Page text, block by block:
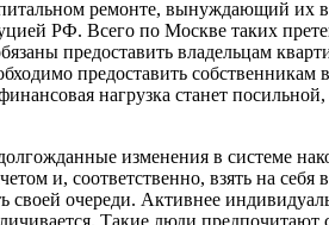
ремонте, вынуждающий их
РФ. Всего по Москве таких
предоставить владельцам
предоставить
нагрузка станет
изменения в системе
и, соответственно, взять на
своей очереди. Активнее
Такие люди предпочитают